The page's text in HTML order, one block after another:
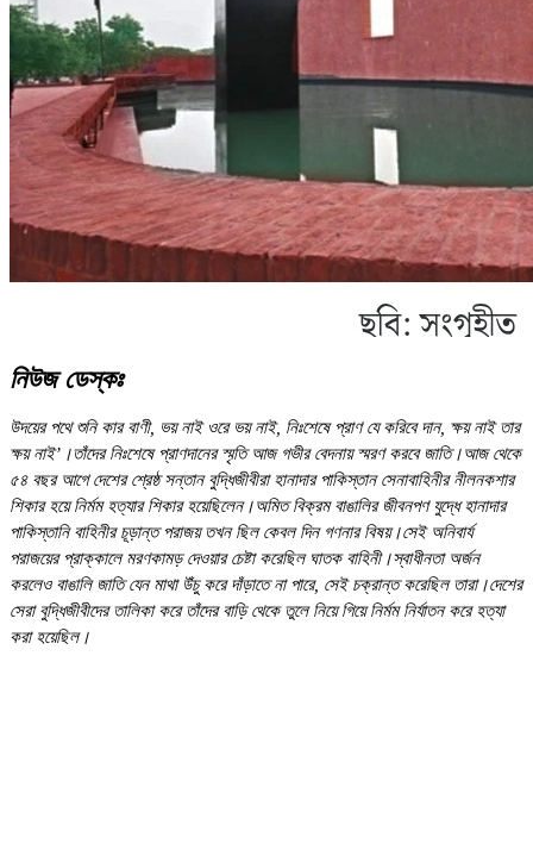
নিউজ ডেস্কঃ
উদয়ের পথে শুনি কার বাণী, ভয় নাই ওরে ভয় নাই, নিঃশেষে প্রাণ যে করিবে দান, ক্ষয় নাই তার
ক্ষয় নাই’।তাঁদের নিঃশেষে প্রাণদানের স্মৃতি আজ গভীর বেদনায় স্মরণ করবে জাতি।আজ থেকে
৫৪ বছর আগে দেশের শ্রেষ্ঠ সন্তান বুদ্ধিজীবীরা হানাদার পাকিস্তান সেনাবাহিনীর নীলনকশার
শিকার হয়ে নির্মম হত্যার শিকার হয়েছিলেন।অমিত বিক্রম বাঙালির জীবনপণ যুদ্ধে হানাদার
পাকিস্তানি বাহিনীর চূড়ান্ত পরাজয় তখন ছিল কেবল দিন গণনার বিষয়।সেই অনিবার্য
পরাজয়ের প্রাক্কালে মরণকামড় দেওয়ার চেষ্টা করেছিল ঘাতক বাহিনী।স্বাধীনতা অর্জন
করলেও বাঙালি জাতি যেন মাথা উঁচু করে দাঁড়াতে না পারে, সেই চক্রান্ত করেছিল তারা।দেশের
সেরা বুদ্ধিজীবীদের তালিকা করে তাঁদের বাড়ি থেকে তুলে নিয়ে গিয়ে নির্মম নির্যাতন করে হত্যা
করা হয়েছিল।